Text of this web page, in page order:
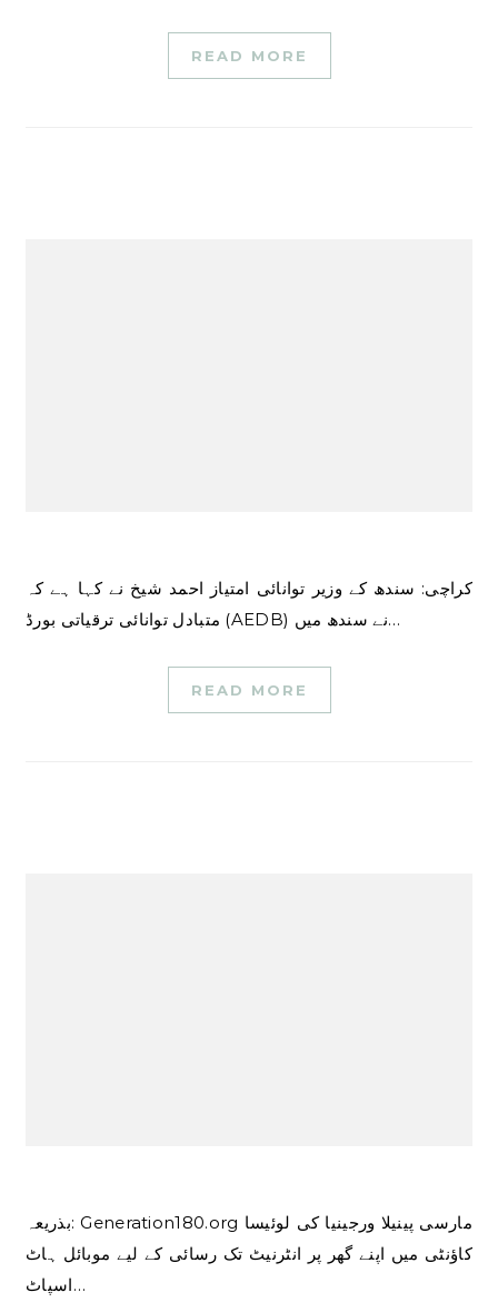
READ MORE
کراچی: سندھ کے وزیر توانائی امتیاز احمد شیخ نے کہا ہے کہ
متبادل توانائی ترقیاتی بورڈ (AEDB) نے سندھ میں…
READ MORE
بذریعہ: Generation180.org مارسی پینیلا ورجینیا کی لوئیسا
کاؤنٹی میں اپنے گھر پر انٹرنیٹ تک رسائی کے لیے موبائل ہاٹ
اسپاٹ…